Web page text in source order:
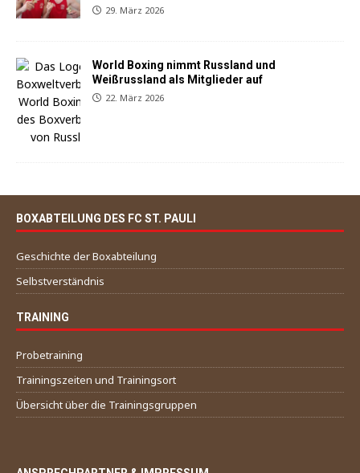
29. März 2026
World Boxing nimmt Russland und
Weißrussland als Mitglieder auf
22. März 2026
BOXABTEILUNG DES FC ST. PAULI
Geschichte der Boxabteilung
Selbstverständnis
TRAINING
Probetraining
Trainingszeiten und Trainingsort
Übersicht über die Trainingsgruppen